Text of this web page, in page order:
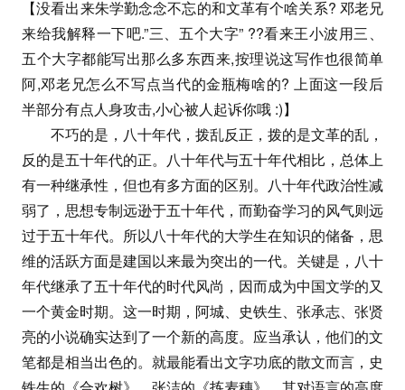
【没看出来朱学勤念念不忘的和文革有个啥关系? 邓老兄
来给我解释一下吧.”三、五个大字” ??看来王小波用三、
五个大字都能写出那么多东西来,按理说这写作也很简单
阿,邓老兄怎么不写点当代的金瓶梅啥的? 上面这一段后
半部分有点人身攻击,小心被人起诉你哦 :)】
不巧的是，八十年代，拨乱反正，拨的是文革的乱，
反的是五十年代的正。八十年代与五十年代相比，总体上
有一种继承性，但也有多方面的区别。八十年代政治性减
弱了，思想专制远逊于五十年代，而勤奋学习的风气则远
过于五十年代。所以八十年代的大学生在知识的储备，思
维的活跃方面是建国以来最为突出的一代。关键是，八十
年代继承了五十年代的时代风尚，因而成为中国文学的又
一个黄金时期。这一时期，阿城、史铁生、张承志、张贤
亮的小说确实达到了一个新的高度。应当承认，他们的文
笔都是相当出色的。就最能看出文字功底的散文而言，史